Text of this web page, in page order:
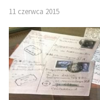
11 czerwca 2015